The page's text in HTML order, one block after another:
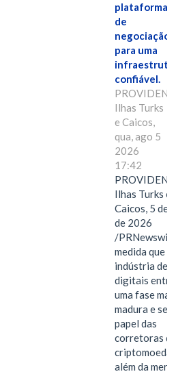
plataforma
de
negociação
para uma
infraestrutura
confiável.
Ilhas Turks
e Caicos,
qua, ago 5
2026
17:42
Ilhas Turks e
Caicos, 5 de
de 2026
/PRNewswire/
medida que a
indústria de
digitais entra em
uma fase mais
madura e
papel das
corretoras de
criptomoedas
além da mera